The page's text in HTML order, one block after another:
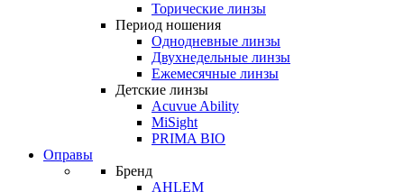
Торические линзы
Период ношения
Однодневные линзы
Двухнедельные линзы
Ежемесячные линзы
Детские линзы
Acuvue Ability
MiSight
PRIMA BIO
Оправы
Бренд
AHLEM